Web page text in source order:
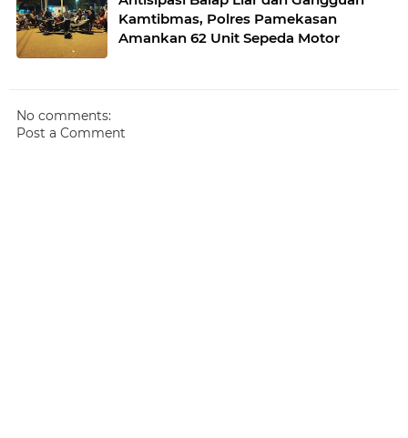
Kamtibmas, Polres Pamekasan
Amankan 62 Unit Sepeda Motor
No comments:
Post a Comment